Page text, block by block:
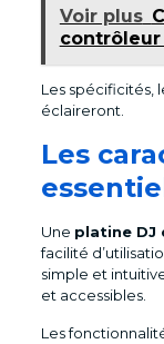
Voir plus
contrôleur
Les spécificités,
éclaireront.
Les
Une platine DJ
facilité
simple et
et accessibles.
Les